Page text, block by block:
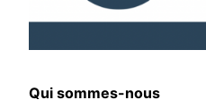
Qui sommes-nous